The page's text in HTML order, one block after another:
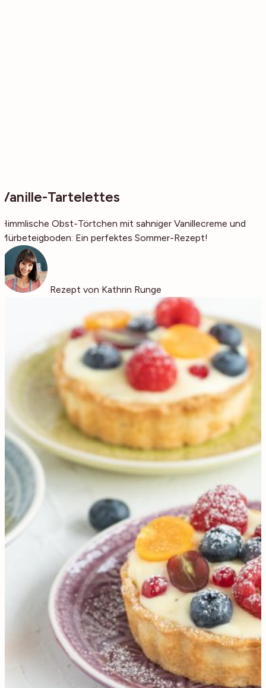
Vanille-Tartelettes
Himmlische Obst-Törtchen mit sahniger Vanillecreme und
Mürbeteigboden: Ein perfektes Sommer-Rezept!
Rezept von Kathrin Runge